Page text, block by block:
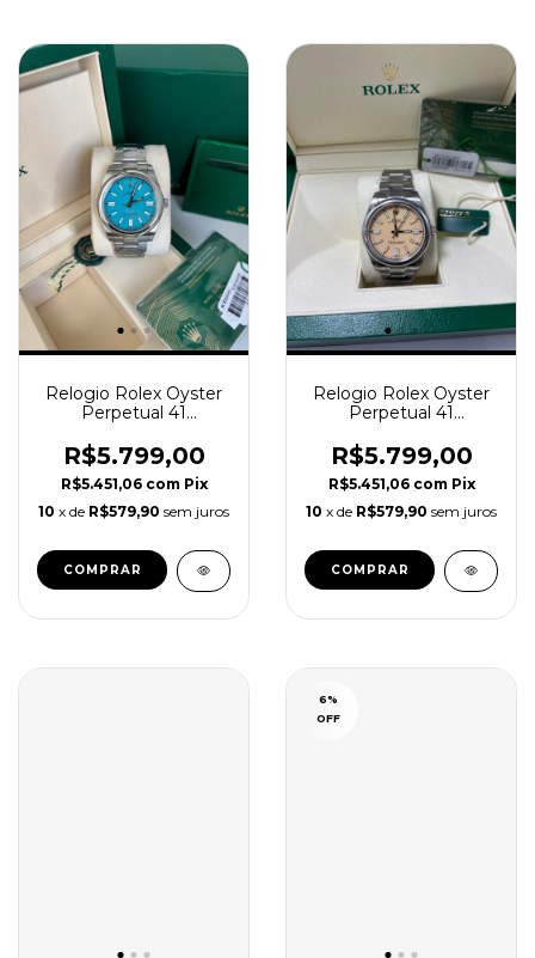
Relogio Rolex Oyster
Perpetual 41
Super Clone REF.
124300
R$5.799,00
R$5.451,06 com Pix
10 x de R$579,90 sem juros
Relogio Rolex Oyster
Perpetual 41
Super Clone REF.
134300
R$5.799,00
R$5.451,06 com Pix
10 x de R$579,90 sem juros
6%
OFF